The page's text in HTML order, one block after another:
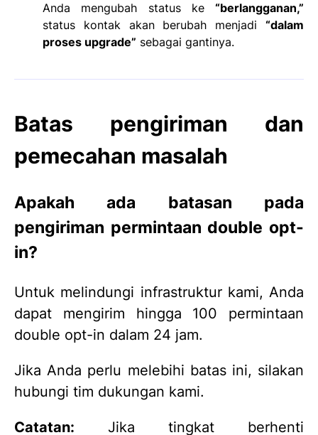
Anda mengubah status ke “berlangganan,”
status kontak akan berubah menjadi “dalam
proses upgrade” sebagai gantinya.
Batas pengiriman dan
pemecahan masalah
Apakah ada batasan pada
pengiriman permintaan double opt-
in?
Untuk melindungi infrastruktur kami, Anda
dapat mengirim hingga 100 permintaan
double opt-in dalam 24 jam.
Jika Anda perlu melebihi batas ini, silakan
hubungi tim dukungan kami.
Catatan: Jika tingkat berhenti